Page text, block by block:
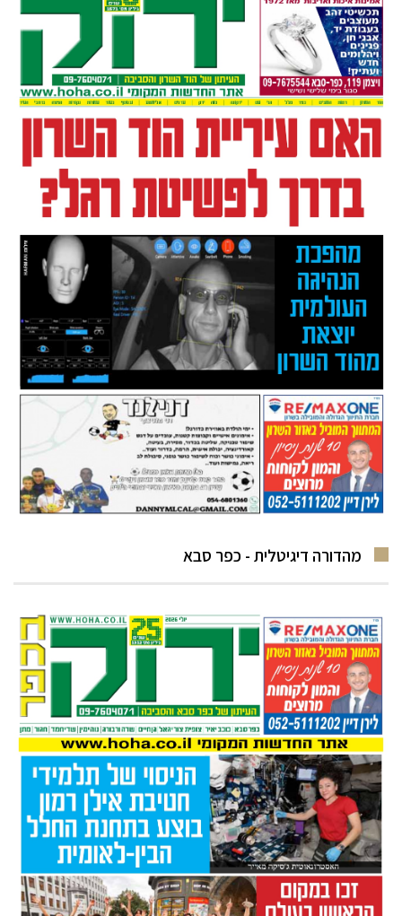
מהדורה דיגיטלית - כפר סבא